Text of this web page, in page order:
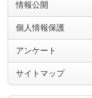
情報公開
個人情報保護
アンケート
サイトマップ